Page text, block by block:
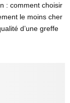
: comment choisir
le moins cher
d’une greffe